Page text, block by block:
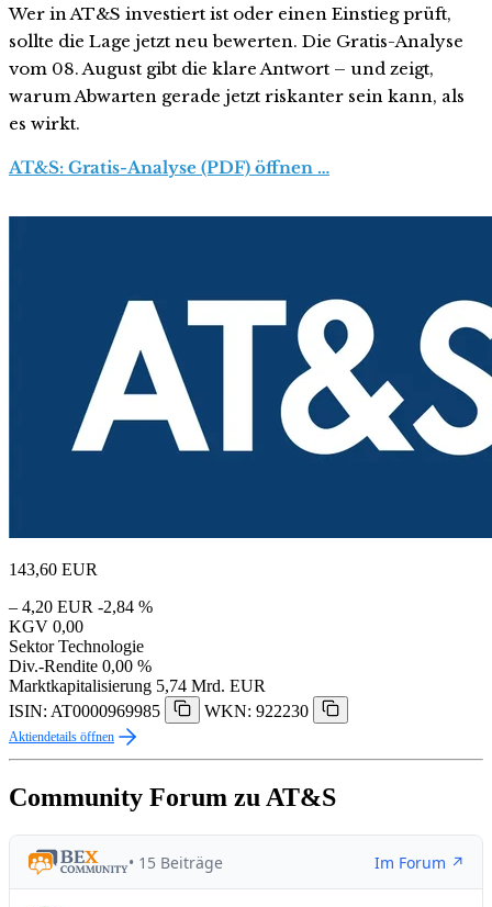
Wer in AT&S investiert ist oder einen Einstieg prüft,
sollte die Lage jetzt neu bewerten. Die Gratis-Analyse
vom 08. August gibt die klare Antwort – und zeigt,
warum Abwarten gerade jetzt riskanter sein kann, als
es wirkt.
AT&S: Gratis-Analyse (PDF) öffnen …
143,60 EUR
– 4,20 EUR -2,84 %
KGV 0,00
Sektor Technologie
Div.-Rendite 0,00 %
Marktkapitalisierung 5,74 Mrd. EUR
ISIN: AT0000969985
WKN: 922230
Aktiendetails öffnen
Community Forum zu AT&S